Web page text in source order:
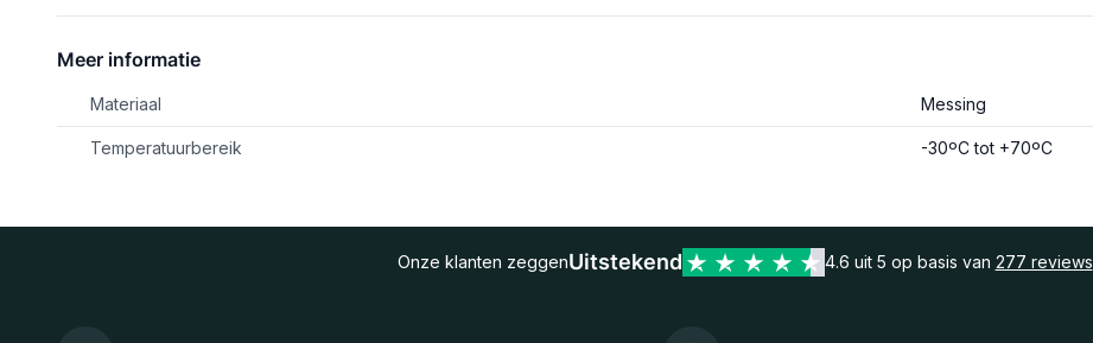
Meer informatie
Materiaal Messing
Temperatuurbereik -30ºC tot +70ºC
Onze klanten zeggenUitstekend 4.6 uit 5 op basis van 277 reviews